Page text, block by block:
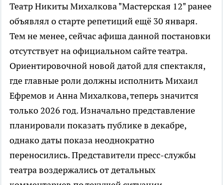
Театр Никиты Михалкова "Мастерская 12" ранее
объявлял о старте репетиций ещё 30 января.
Тем не менее, сейчас афиша данной постановки
отсутствует на официальном сайте театра.
Ориентировочной новой датой для спектакля,
где главные роли должны исполнить Михаил
Ефремов и Анна Михалкова, теперь значится
только 2026 год. Изначально представление
планировали показать публике в декабре,
однако даты показа неоднократно
переносились. Представители пресс-службы
театра воздержались от детальных